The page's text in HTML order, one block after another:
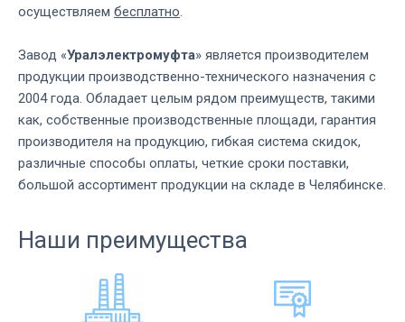
осуществляем бесплатно.
Завод «Уралэлектромуфта» является производителем
продукции производственно-технического назначения с
2004 года. Обладает целым рядом преимуществ, такими
как, собственные производственные площади, гарантия
производителя на продукцию, гибкая система скидок,
различные способы оплаты, четкие сроки поставки,
большой ассортимент продукции на складе в Челябинске.
Наши преимущества